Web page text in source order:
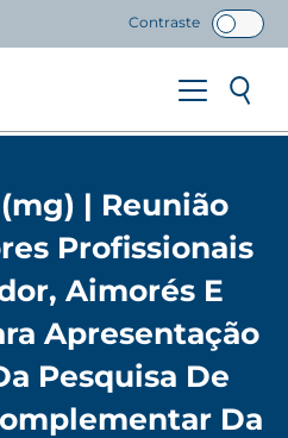
Contraste
| Reunião
Profissionais
Aimorés E
Apresentação
Pesquisa De
Da